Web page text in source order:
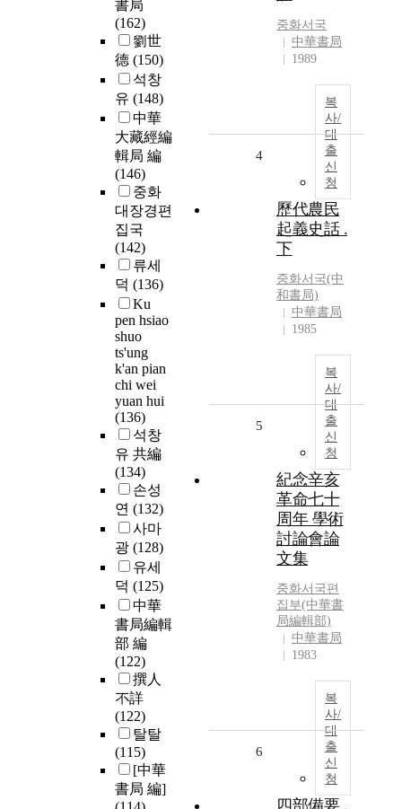
書局
(162)
劉世
德 (150)
석창
유 (148)
中華
大藏經編
輯局 編
(146)
중화
대장경편
집국
(142)
류세
덕 (136)
Ku
pen hsiao
shuo
ts'ung
k'an pian
chi wei
yuan hui
(136)
석창
유 共編
(134)
손성
연 (132)
사마
광 (128)
유세
덕 (125)
中華
書局編輯
部 編
(122)
撰人
不詳
(122)
탈탈
(115)
[中華
書局 編]
중화서국
中華書局
1989
복
사/
대
출
신
청
4
歷代農民
起義史話 .
下
중화서국(中
和書局)
中華書局
1985
복
사/
대
출
신
청
5
紀念辛亥
革命七十
周年 學術
討論會論
文集
중화서국편
집부(中華書
局編輯部)
中華書局
1983
복
사/
대
출
신
청
6